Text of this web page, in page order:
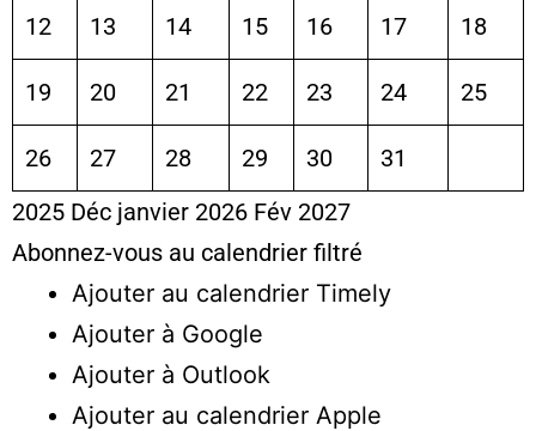
12 13 14 15 16 17 18
19 20 21 22 23 24 25
26 27 28 29 30
31
2025 Déc janvier 2026 Fév 2027
Abonnez-vous au calendrier filtré
Ajouter au calendrier Timely
Ajouter à Google
Ajouter à Outlook
Ajouter au calendrier Apple